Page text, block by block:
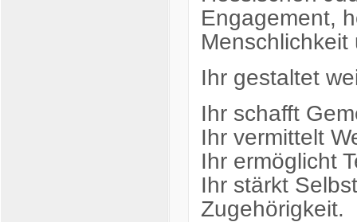
Engagement,
Ihr gestaltet
Ihr schafft
Ihr vermittelt
Ihr ermöglicht
Ihr stärkt
Zugehörigkeit.